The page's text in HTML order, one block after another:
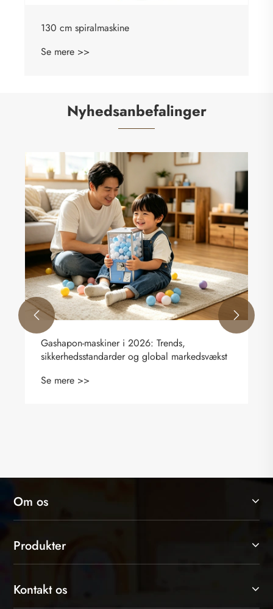
Nyhedsanbefalinger
Er Gashapon-virksomheden rentabel i 2026?
Se mere >>
 
Om os
Produkter
Kontakt os